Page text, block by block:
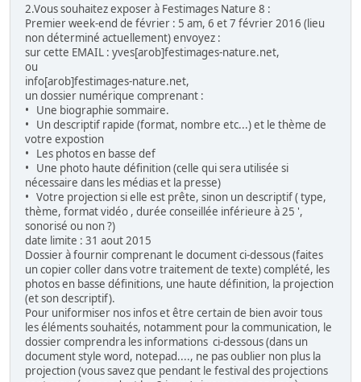
2.Vous souhaitez exposer à Festimages Nature 8 :
Premier week-end de février : 5 am, 6 et 7 février 2016 (lieu
non déterminé actuellement) envoyez :
sur cette EMAIL : yves[arob]festimages-nature.net,
ou
info[arob]festimages-nature.net,
un dossier numérique comprenant :
• Une biographie sommaire.
• Un descriptif rapide (format, nombre etc...) et le thème de
votre expostion
• Les photos en basse def
• Une photo haute définition (celle qui sera utilisée si
nécessaire dans les médias et la presse)
• Votre projection si elle est prête, sinon un descriptif ( type,
thème, format vidéo , durée conseillée inférieure à 25 ',
sonorisé ou non ?)
date limite : 31 aout 2015
Dossier à fournir comprenant le document ci-dessous (faites
un copier coller dans votre traitement de texte) complété, les
photos en basse définitions, une haute définition, la projection
(et son descriptif).
Pour uniformiser nos infos et être certain de bien avoir tous
les éléments souhaités, notamment pour la communication, le
dossier comprendra les informations ci-dessous (dans un
document style word, notepad...., ne pas oublier non plus la
projection (vous savez que pendant le festival des projections